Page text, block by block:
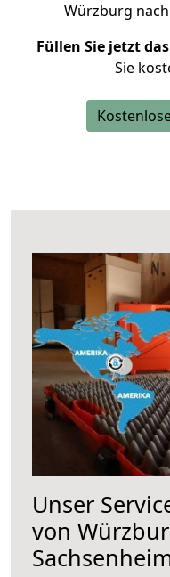
Würzburg
Füllen Sie jetzt
Sie
Unser
von